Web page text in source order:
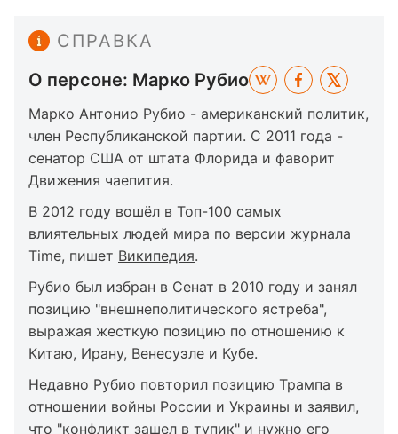
СПРАВКА
О персоне: Марко Рубио
Марко Антонио Рубио - американский политик,
член Республиканской партии. С 2011 года -
сенатор США от штата Флорида и фаворит
Движения чаепития.
В 2012 году вошёл в Топ-100 самых
влиятельных людей мира по версии журнала
Time, пишет Википедия.
Рубио был избран в Сенат в 2010 году и занял
позицию "внешнеполитического ястреба",
выражая жесткую позицию по отношению к
Китаю, Ирану, Венесуэле и Кубе.
Недавно Рубио повторил позицию Трампа в
отношении войны России и Украины и заявил,
что "конфликт зашел в тупик" и нужно его